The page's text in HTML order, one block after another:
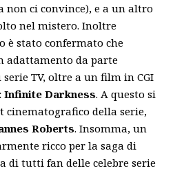
non ci convince), e a un altro
nel mistero. Inoltre
è stato confermato che
adattamento da parte
TV, oltre a un film in CGI
Infinite Darkness. A questo si
cinematografico della serie,
Roberts. Insomma, un
ricco per la saga di
di tutti fan delle celebre serie